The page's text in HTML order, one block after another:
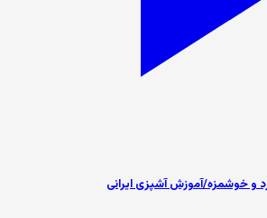
و خوشمزه/آموزش آشپزی ایرانی